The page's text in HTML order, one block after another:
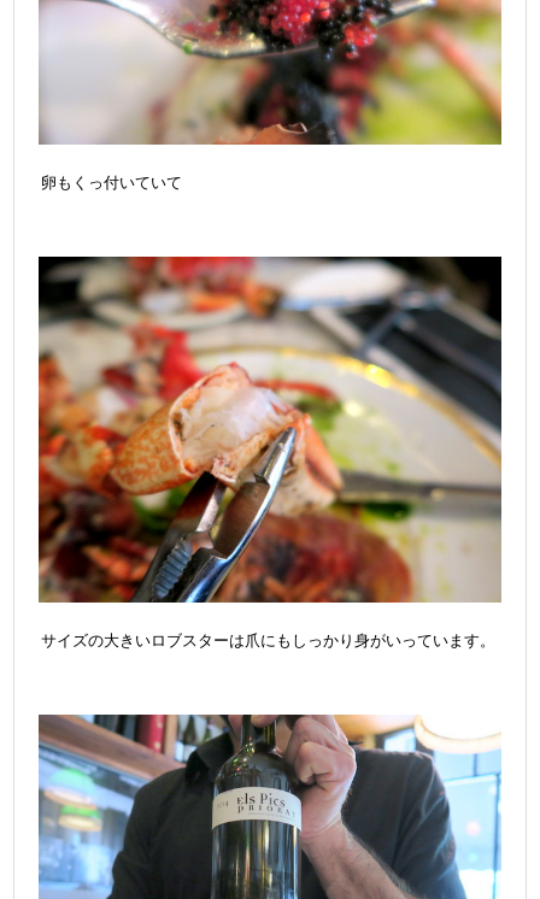
卵もくっ付いていて
サイズの大きいロブスターは爪にもしっかり身がいっています。